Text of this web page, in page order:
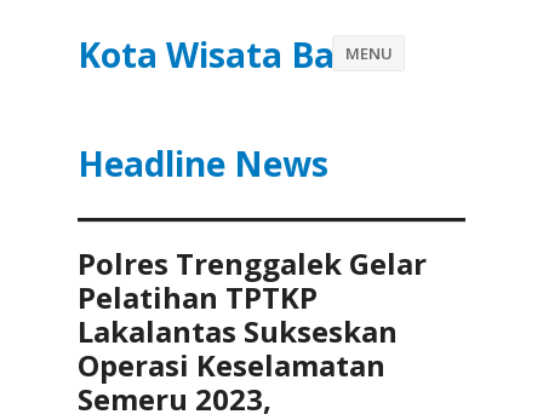
Kota Wisata Batu
Headline News
MENU
Polres Trenggalek Gelar
Pelatihan TPTKP
Lakalantas Sukseskan
Operasi Keselamatan
Semeru 2023,